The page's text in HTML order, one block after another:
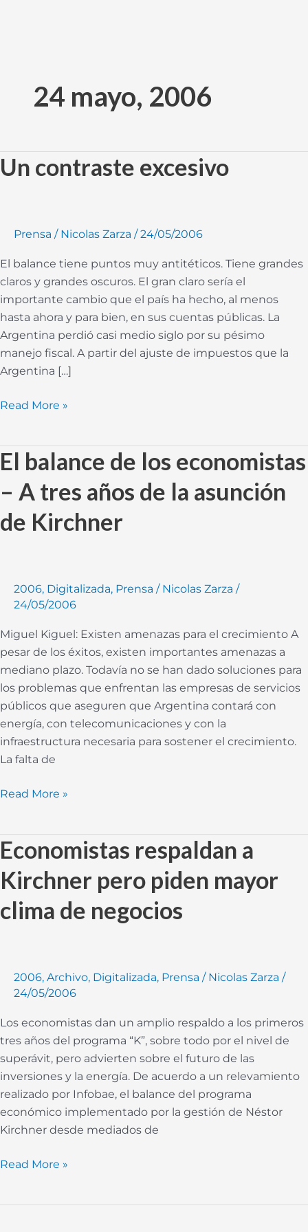
contenido24 mayo, 2006
Un contraste excesivo
Prensa / Nicolas Zarza /24/05/2006
El balance tiene puntos muy antitéticos. Tiene grandes
claros y grandes oscuros. El gran claro sería el
importante cambio que el país ha hecho, al menos
hasta ahora y para bien, en sus cuentas públicas. La
Argentina perdió casi medio siglo por su pésimo
manejo fiscal. A partir del ajuste de impuestos que la
Argentina […]
Un
contraste
Read More »
El balance de los economistas
– A tres años de la asunción
de Kirchner
2006, Digitalizada, Prensa / Nicolas Zarza /
24/05/2006
Miguel Kiguel: Existen amenazas para el crecimiento A
pesar de los éxitos, existen importantes amenazas a
mediano plazo. Todavía no se han dado soluciones para
los problemas que enfrentan las empresas de servicios
públicos que aseguren que Argentina contará con
energía, con telecomunicaciones y con la
infraestructura necesaria para sostener el crecimiento.
La falta de
El
balance
de
economistas
años
la
asunción
de
Kirchner
Read More »
Economistas respaldan a
Kirchner pero piden mayor
clima de negocios
2006, Archivo, Digitalizada, Prensa / Nicolas Zarza /
24/05/2006
Los economistas dan un amplio respaldo a los primeros
tres años del programa “K”, sobre todo por el nivel de
superávit, pero advierten sobre el futuro de las
inversiones y la energía. De acuerdo a un relevamiento
realizado por Infobae, el balance del programa
económico implementado por la gestión de Néstor
Kirchner desde mediados de
Economistas
respaldan
a
pero
Read More »